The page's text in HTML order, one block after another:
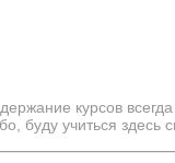
курсов
буду учиться здесь